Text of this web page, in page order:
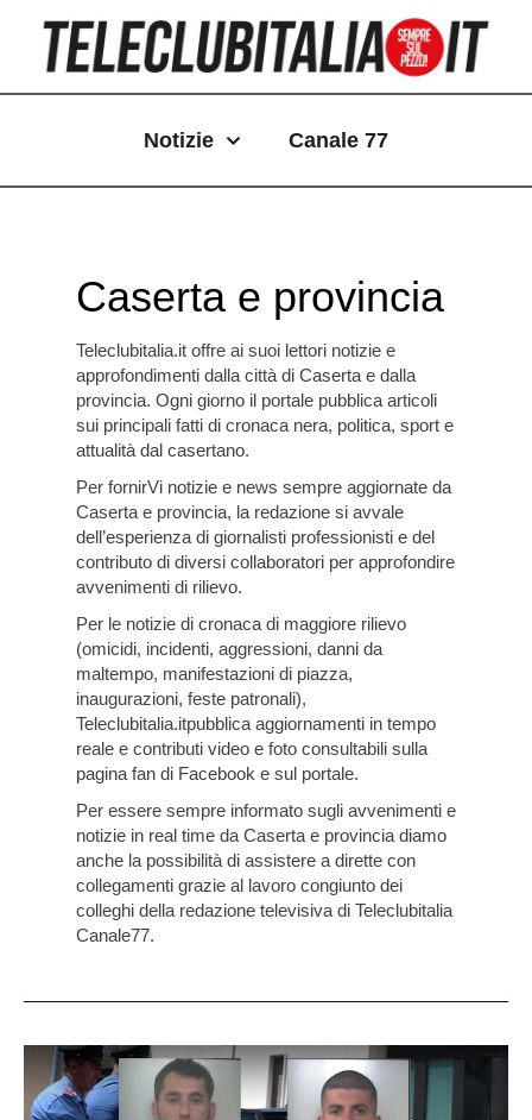
contenuto
Notizie Canale 77
Caserta e provincia
Teleclubitalia.itoffre ai suoi lettori notizie e
approfondimenti dalla città di Caserta e dalla
provincia. Ogni giorno il portale pubblica articoli
sui principali fatti di cronaca nera, politica, sport e
attualità dal casertano.
Per fornirVi notizie e news sempre aggiornate da
Caserta e provincia, la redazione si avvale
dell’esperienza di giornalisti professionisti e del
contributo di diversi collaboratori per approfondire
avvenimenti di rilievo.
Per le notizie di cronaca di maggiore rilievo
(omicidi, incidenti, aggressioni, danni da
maltempo, manifestazioni di piazza,
inaugurazioni, feste patronali),
Teleclubitalia.itpubblica aggiornamenti in tempo
reale e contributi video e foto consultabili sulla
pagina fan di Facebook e sul portale.
Per essere sempre informato sugli avvenimenti e
notizie in real time da Caserta e provincia diamo
anche la possibilità di assistere a dirette con
collegamenti grazie al lavoro congiunto dei
colleghi della redazione televisiva di Teleclubitalia
Canale77.
Rapine
estorsioni
articoli